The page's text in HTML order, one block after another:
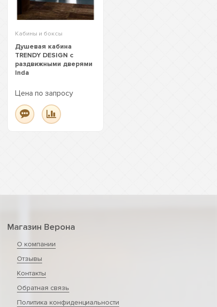
Кабины и боксы
Душевая кабина
TRENDY DESIGN с
раздвижными дверями
Inda
Цена по запросу
Магазин Верона
О компании
Отзывы
Контакты
Обратная связь
Политика конфиденциальности